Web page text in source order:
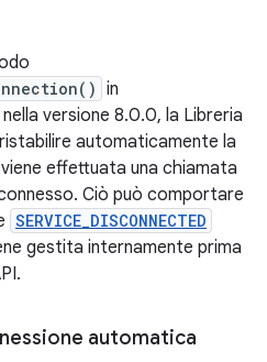
in
nella versione 8.0.0, la Libreria
automaticamente la
effettuata una chiamata
Ciò può comportare
SERVICE_DISCONNECTED
gestita internamente prima
automatica